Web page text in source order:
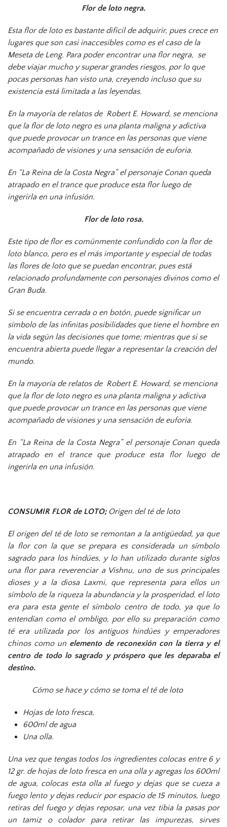
Flor de loto negra.
Esta flor de loto es bastante difícil de adquirir, pues crece en
lugares que son casi inaccesibles como es el caso de la
Meseta de Leng. Para poder encontrar una flor negra, se
debe viajar mucho y superar grandes riesgos, por lo que
pocas personas han visto una, creyendo incluso que su
existencia está limitada a las leyendas.
En la mayoría de relatos de Robert E. Howard, se menciona
que la flor de loto negro es una planta maligna y adictiva
que puede provocar un trance en las personas que viene
acompañado de visiones y una sensación de euforia.
En “La Reina de la Costa Negra” el personaje Conan queda
atrapado en el trance que produce esta flor luego de
ingerirla en una infusión.
Flor de loto rosa.
Este tipo de flor es comúnmente confundido con la flor de
loto blanco, pero es el más importante y especial de todas
las flores de loto que se puedan encontrar, pues está
relacionado profundamente con personajes divinos como el
Gran Buda.
Si se encuentra cerrada o en botón, puede significar un
símbolo de las infinitas posibilidades que tiene el hombre en
la vida según las decisiones que tome; mientras que si se
encuentra abierta puede llegar a representar la creación del
mundo.
En la mayoría de relatos de Robert E. Howard, se menciona
que la flor de loto negro es una planta maligna y adictiva
que puede provocar un trance en las personas que viene
acompañado de visiones y una sensación de euforia.
En “La Reina de la Costa Negra” el personaje Conan queda
atrapado en el trance que produce esta flor luego de
ingerirla en una infusión.
CONSUMIR FLOR de LOTO; Origen del té de loto
El origen del té de loto se remontan a la antigüedad, ya que
la flor con la que se prepara es considerada un símbolo
sagrado para los hindúes, y lo han utilizado durante siglos
una flor para reverenciar a Vishnu, uno de sus principales
dioses y a la diosa Laxmi, que representa para ellos un
símbolo de la riqueza la abundancia y la prosperidad, el loto
era para esta gente el símbolo centro de todo, ya que lo
entendían como el ombligo, por ello su preparación como
té era utilizada por los antiguos hindúes y emperadores
chinos como un elemento de reconexión con la tierra y el
centro de todo lo sagrado y próspero que les deparaba el
destino.
Cómo se hace y cómo se toma el té de loto
Hojas de loto fresca,
600ml de agua
Una olla.
Una vez que tengas todos los ingredientes colocas entre 6 y
12 gr. de hojas de loto fresca en una olla y agregas los 600ml
de agua, colocas esta olla al fuego y dejas que se cueza a
fuego lento y dejas reducir por espacio de 15 minutos, luego
retiras del fuego y dejas reposar, una vez tibia la pasas por
un tamiz o colador para retirar las impurezas, sirves